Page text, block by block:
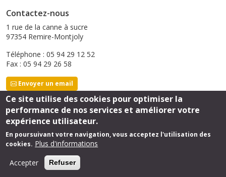
Contactez-nous
1 rue de la canne à sucre
97354 Remire-Montjoly
Téléphone : 05 94 29 12 52
Fax : 05 94 29 26 58
Envoyer un email
Suivez-nous
Ce site utilise des cookies pour optimiser la
performance de nos services et améliorer votre
expérience utilisateur.
En poursuivant votre navigation, vous acceptez l'utilisation des
cookies. Plus d'informations
Accepter
Refuser